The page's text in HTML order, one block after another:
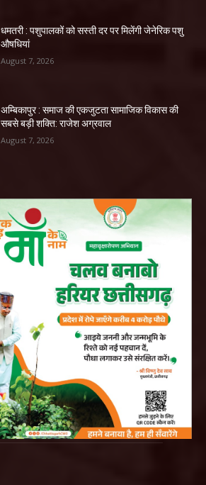
धमतरी : पशुपालकों को सस्ती दर पर मिलेंगी जेनेरिक पशु
औषधियां
August 7, 2026
अम्बिकापुर : समाज की एकजुटता सामाजिक विकास की
सबसे बड़ी शक्ति: राजेश अग्रवाल
August 7, 2026